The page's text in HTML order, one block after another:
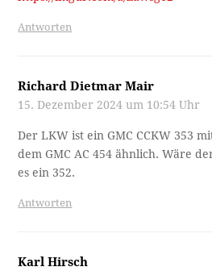
Antworten
Richard Dietmar Mair
15. Dezember 2024 um 10:54 Uhr
Der LKW ist ein GMC CCKW 353
dem GMC AC 454 ähnlich. Wäre
es ein 352.
Antworten
Karl Hirsch